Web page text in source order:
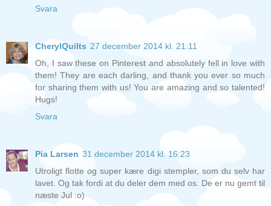
Svara
CherylQuilts 27 december 2014 kl. 21:11
Oh, I saw these on Pinterest and absolutely fell in love with
them! They are each darling, and thank you ever so much
for sharing them with us! You are amazing and so talented!
Hugs!
Svara
Pia Larsen 31 december 2014 kl. 16:23
Utroligt flotte og super kære digi stempler, som du selv har
lavet. Og tak fordi at du deler dem med os. De er nu gemt til
næste Jul :o)